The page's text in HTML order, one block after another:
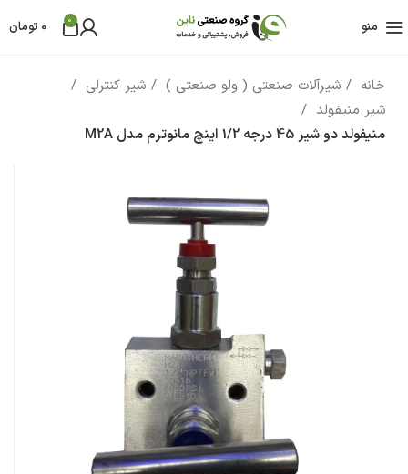
منو 0
0 تومان
خانه شیرآلات صنعتی ( ولو صنعتی )
شیر کنترلی
شیر منیفولد
منیفولد دو شیر 45 درجه 1/2 اینچ مانوترم مدل M2A